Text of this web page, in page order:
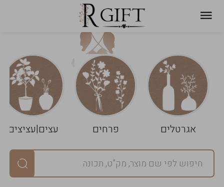
אגרטלים פרחים עצים|עציצים
עגלת
שלך
ניקוי
הסל
במארז